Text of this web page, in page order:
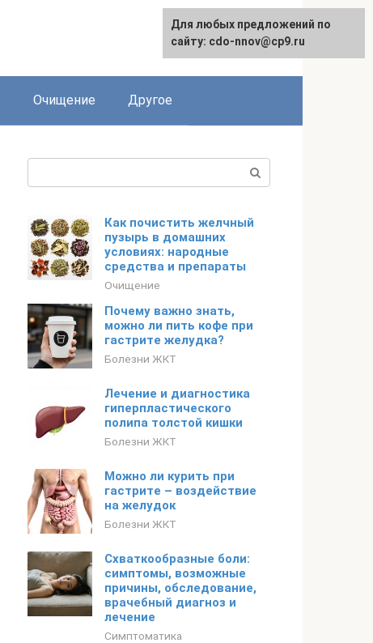
Очищение Другое
Как почистить желчный
пузырь в домашних
условиях: народные
средства и препараты
Очищение
Почему важно знать,
можно ли пить кофе при
гастрите желудка?
Болезни ЖКТ
Лечение и диагностика
гиперпластического
полипа толстой кишки
Болезни ЖКТ
Можно ли курить при
гастрите – воздействие
на желудок
Болезни ЖКТ
Схваткообразные боли:
симптомы, возможные
причины, обследование,
врачебный диагноз и
лечение
Симптоматика
Для любых предложений по
сайту: cdo-nnov@cp9.ru